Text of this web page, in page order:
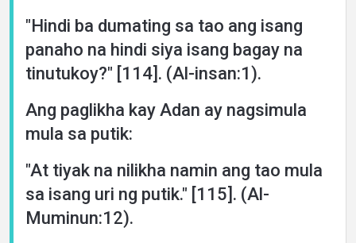
Languages
"Hindi ba dumating sa tao ang isang
panaho na hindi siya isang bagay na
tinutukoy?" [114]. (Al-insan:1).
Ang paglikha kay Adan ay nagsimula
mula sa putik:
"At tiyak na nilikha namin ang tao mula
sa isang uri ng putik." [115]. (Al-
Muminun:12).